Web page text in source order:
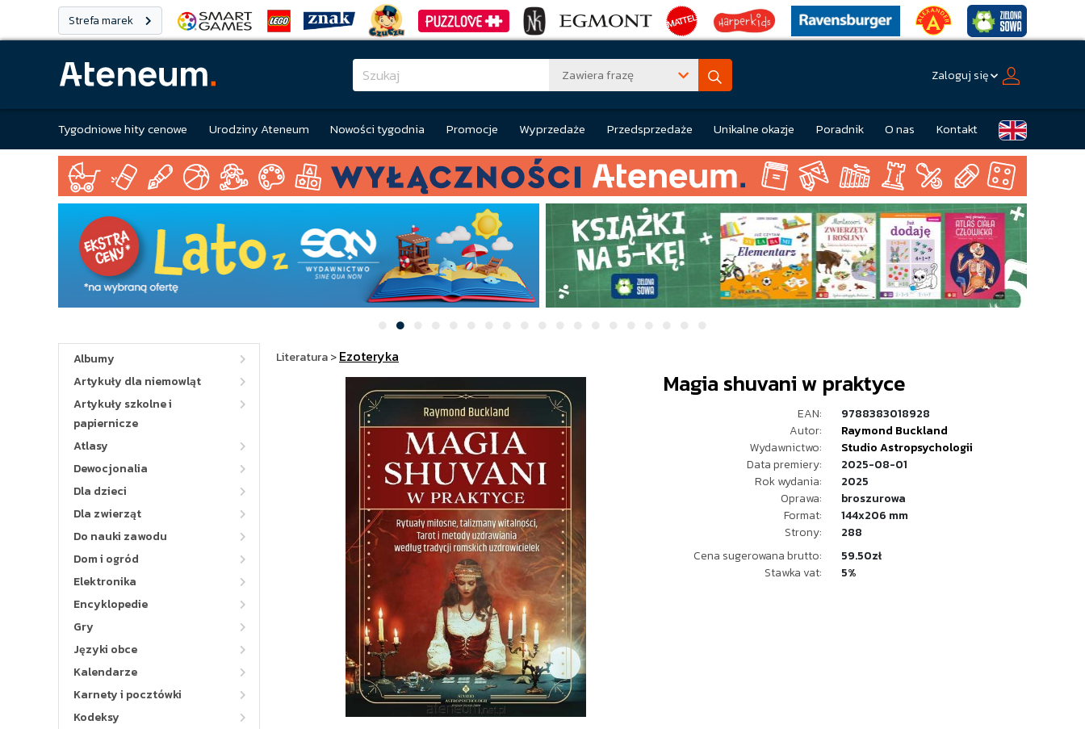
Strefa marek
Zawiera frazę Zaloguj się
Tygodniowe hity cenowe Urodziny Ateneum Nowości tygodnia Promocje Wyprzedaże Przedsprzedaże Unikalne okazje Poradnik O nas Kontakt
Albumy
Artykuły dla niemowląt
Artykuły szkolne i
papiernicze
Atlasy
Dewocjonalia
Dla dzieci
Dla zwierząt
Do nauki zawodu
Dom i ogród
Elektronika
Encyklopedie
Gry
Języki obce
Kalendarze
Karnety i pocztówki
Kodeksy
Literatura>Ezoteryka
Magia shuvani w praktyce
EAN:
9788383018928
Autor:
Raymond Buckland
Wydawnictwo:
Studio Astropsychologii
Data premiery:
2025-08-01
Rok wydania:
2025
Oprawa:
broszurowa
Format:
144x206 mm
Strony:
288
Cena sugerowana brutto:
59.50zł
Stawka vat:
5%